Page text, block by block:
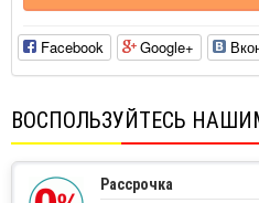
Facebook Google+
ВОСПОЛЬЗУЙТЕСЬ
Рассрочка